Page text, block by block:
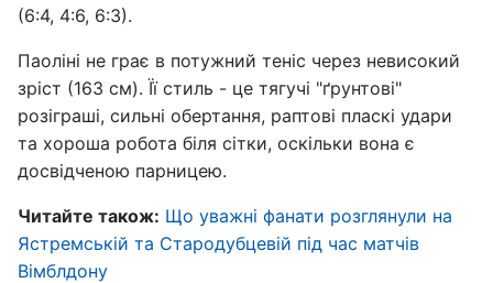
(6:4, 4:6, 6:3).
Паоліні не грає в потужний теніс через невисокий
зріст (163 см). Її стиль - це тягучі "ґрунтові"
розіграші, сильні обертання, раптові пласкі удари
та хороша робота біля сітки, оскільки вона є
досвідченою парницею.
Читайте також: Що уважні фанати розглянули на
Ястремській та Стародубцевій під час матчів
Вімблдону